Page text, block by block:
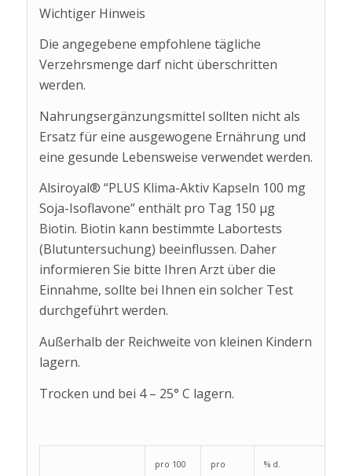
Wichtiger Hinweis
Die angegebene empfohlene tägliche
Verzehrsmenge darf nicht überschritten
werden.
Nahrungsergänzungsmittel sollten nicht als
Ersatz für eine ausgewogene Ernährung und
eine gesunde Lebensweise verwendet werden.
Alsiroyal® “PLUS Klima-Aktiv Kapseln 100 mg
Soja-Isoflavone” enthält pro Tag 150 µg
Biotin. Biotin kann bestimmte Labortests
(Blutuntersuchung) beeinflussen. Daher
informieren Sie bitte Ihren Arzt über die
Einnahme, sollte bei Ihnen ein solcher Test
durchgeführt werden.
Außerhalb der Reichweite von kleinen Kindern
lagern.
Trocken und bei 4 – 25° C lagern.
pro 100 pro % d.